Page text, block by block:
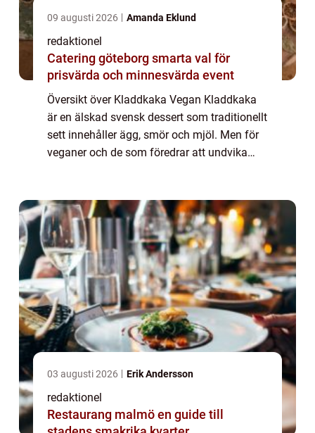
09 augusti 2026 Amanda Eklund
redaktionel
Catering göteborg smarta val för
prisvärda och minnesvärda event
Översikt över Kladdkaka Vegan Kladdkaka
är en älskad svensk dessert som traditionellt
sett innehåller ägg, smör och mjöl. Men för
veganer och de som föredrar att undvika
03 augusti 2026 Erik Andersson
redaktionel
Restaurang malmö en guide till